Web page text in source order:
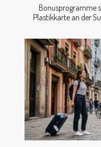
Bonusprogramme
Plastikkarte an der